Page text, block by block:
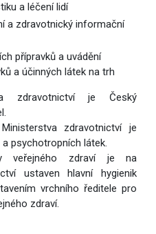
a léčení lidí
a zdravotnický informační
přípravků a uvádění
a účinných látek na trh
zdravotnictví je Český
zdravotnictví je
psychotropních látek.
veřejného zdraví je na
ustaven hlavní hygienik
vrchního ředitele pro
zdraví.